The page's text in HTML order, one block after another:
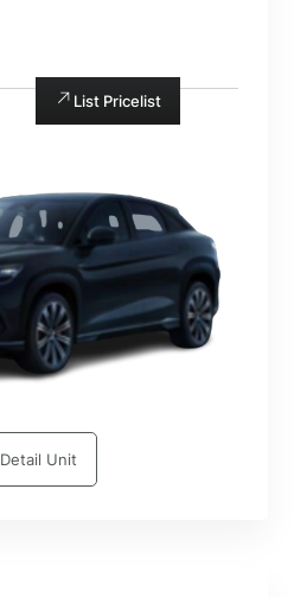
List Pricelist
Detail Unit